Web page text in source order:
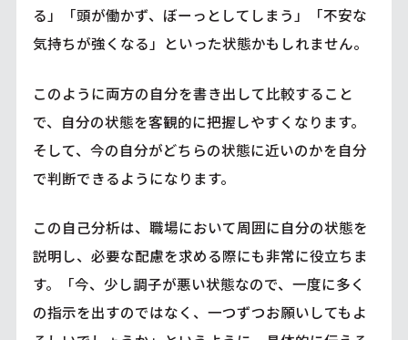
る」「頭が働かず、ぼーっとしてしまう」「不安な
気持ちが強くなる」といった状態かもしれません。
このように両方の自分を書き出して比較すること
で、自分の状態を客観的に把握しやすくなります。
そして、今の自分がどちらの状態に近いのかを自分
で判断できるようになります。
この自己分析は、職場において周囲に自分の状態を
説明し、必要な配慮を求める際にも非常に役立ちま
す。「今、少し調子が悪い状態なので、一度に多く
の指示を出すのではなく、一つずつお願いしてもよ